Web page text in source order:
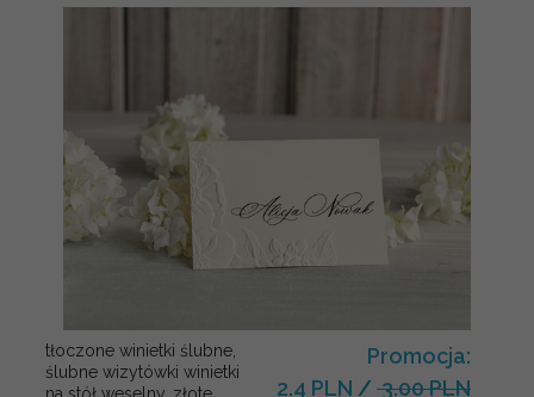
tłoczone winietki ślubne,
ślubne wizytówki winietki
Promocja:
2.4 PLN / 3.00 PLN